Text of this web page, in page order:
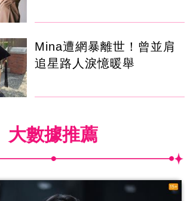
Mina遭網暴離世！曾並肩
追星路人淚憶暖舉
大數據推薦